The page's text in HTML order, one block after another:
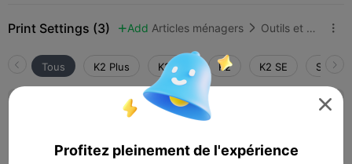
Print Settings (3)  Add Articles ménagers  Outils et pièces de rechange 
Tous K2 Plus K2 Pro K2 K2 SE
Couche de 0,2 mm, 3 parois, 15 % de
4.0

Profitez pleinement de l'expérience